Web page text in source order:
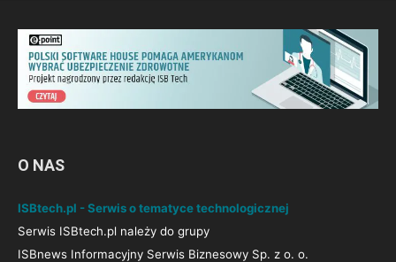
O NAS
ISBtech.pl - Serwis o tematyce technologicznej
Serwis ISBtech.pl należy do grupy
ISBnews Informacyjny Serwis Biznesowy Sp. z o. o.